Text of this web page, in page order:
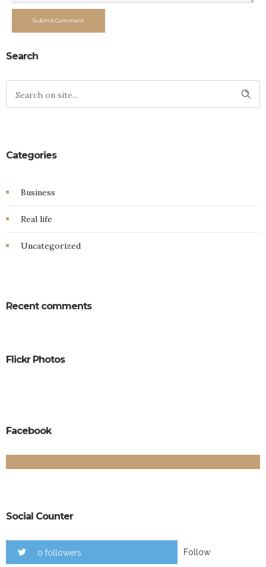
Submit Comment
Search
Categories
Business
Real life
Uncategorized
Recent comments
Flickr Photos
Facebook
Social Counter
0 followers Follow